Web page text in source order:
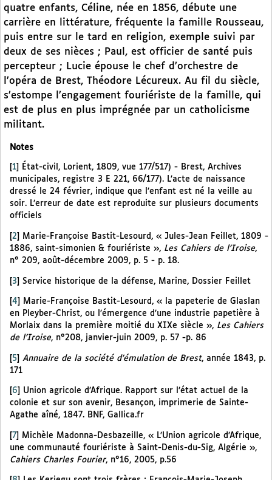
quatre enfants, Céline, née en 1856, débute une
carrière en littérature, fréquente la famille Rousseau,
puis entre sur le tard en religion, exemple suivi par
deux de ses nièces ; Paul, est officier de santé puis
percepteur ; Lucie épouse le chef d’orchestre de
l’opéra de Brest, Théodore Lécureux. Au fil du siècle,
s’estompe l’engagement fouriériste de la famille, qui
est de plus en plus imprégnée par un catholicisme
militant.
Notes
1
État-civil, Lorient, 1809, vue 177/517) - Brest, Archives
municipales, registre 3 E 221, 66/177). L’acte de naissance
dressé le 24 février, indique que l’enfant est né la veille au
soir. L’erreur de date est reproduite sur plusieurs documents
officiels
2
Marie-Françoise Bastit-Lesourd, « Jules-Jean Feillet, 1809 -
1886, saint-simonien & fouriériste », Les Cahiers de l’Iroise,
n° 209, août-décembre 2009, p. 5 - p. 18.
[3] Service historique de la défense, Marine, Dossier Feillet
4
Marie-Françoise Bastit-Lesourd, « la papeterie de Glaslan
en Pleyber-Christ, ou l’émergence d’une industrie papetière à
Morlaix dans la première moitié du XIXe siècle », Les Cahiers
de l’Iroise, n°208, janvier-juin 2009, p. 57 -p. 86
[5] Annuaire de la société d’émulation de Brest, année 1843, p.
171
6
Union agricole d’Afrique. Rapport sur l’état actuel de la
colonie et sur son avenir, Besançon, imprimerie de Sainte-
Agathe aîné, 1847. BNF, Gallica.fr
[7] Michèle Madonna-Desbazeille, « L’Union agricole d’Afrique,
une communauté fouriériste à Saint-Denis-du-Sig, Algérie »,
Cahiers Charles Fourier, n°16, 2005, p.56